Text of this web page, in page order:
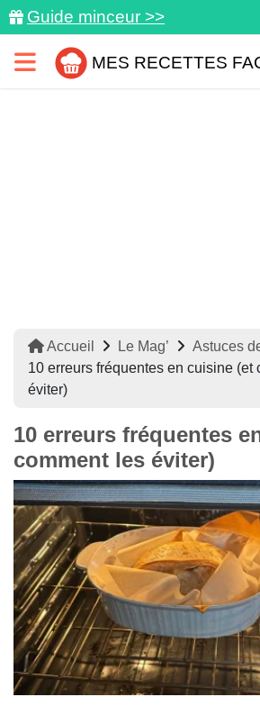
Guide minceur >>
MES RECETTES
Accueil Le Mag’
Astuces
10 erreurs fréquentes en cuisine (et
éviter)
10 erreurs fréquentes
comment les éviter)